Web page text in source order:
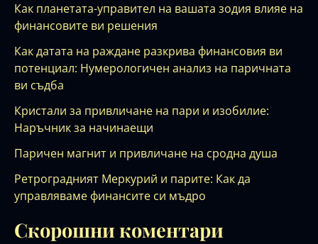
Как планетата-управител на вашата зодия влияе на
финансовите ви решения
Как датата на раждане разкрива финансовия ви
потенциал: Нумерологичен анализ на паричната
ви съдба
Кристали за привличане на пари и изобилие:
Наръчник за начинаещи
Паричен магнит и привличане на сродна душа
Ретроградният Меркурий и парите: Как да
управляваме финансите си мъдро
Скорошни коментари